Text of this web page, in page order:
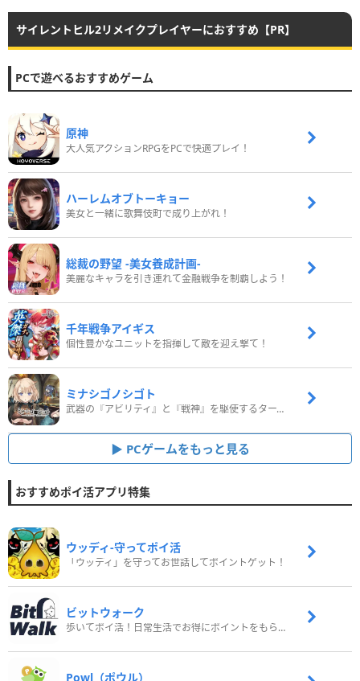
サイレントヒル2リメイクプレイヤーにおすすめ【PR】
PCで遊べるおすすめゲーム
原神
大人気アクションRPGをPCで快適プレイ！
ハーレムオブトーキョー
美女と一緒に歌舞伎町で成り上がれ！
総裁の野望 -美女養成計画-
美麗なキャラを引き連れて金融戦争を制覇しよう！
千年戦争アイギス
個性豊かなユニットを指揮して敵を迎え撃て！
ミナシゴノシゴト
武器の『アビリティ』と『戦神』を駆使するターン制コマンドバトルRPG！
PCゲームをもっと見る
おすすめポイ活アプリ特集
ウッディ‐守ってポイ活
「ウッディ」を守ってお世話してポイントゲット！
ビットウォーク
歩いてポイ活！日常生活でお得にポイントをもらおう
Powl（ポウル）